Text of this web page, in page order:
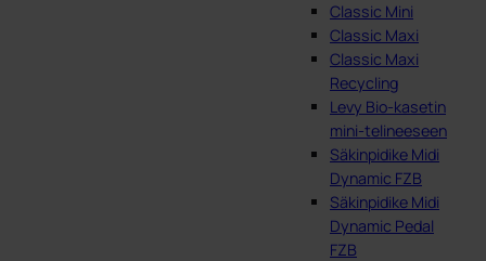
Classic Mini
Classic Maxi
Classic Maxi
Recycling
Levy Bio-kasetin
mini-telineeseen
Säkinpidike Midi
Dynamic FZB
Säkinpidike Midi
Dynamic Pedal
FZB